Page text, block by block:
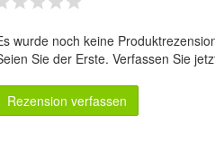
wurde noch keine
Sie der Erste. Verfassen Sie
Rezension verfassen